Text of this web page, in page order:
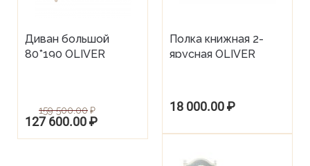
Диван большой
80*190 OLIVER
159 500.00₽
127 600.00₽
Полка книжная 2-
ярусная OLIVER
18 000.00₽